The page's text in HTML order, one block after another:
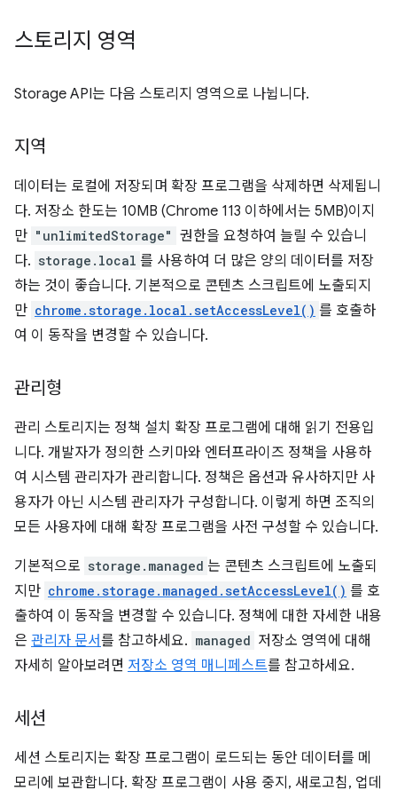
스토리지 영역
Storage API는 다음 스토리지 영역으로 나뉩니다.
지역
데이터는 로컬에 저장되며 확장 프로그램을 삭제하면 삭제됩니
다. 저장소 한도는 10MB (Chrome 113 이하에서는 5MB)이지
만 "unlimitedStorage" 권한을 요청하여 늘릴 수 있습니
다. storage.local 를 사용하여 더 많은 양의 데이터를 저장
하는 것이 좋습니다. 기본적으로 콘텐츠 스크립트에 노출되지
만 chrome.storage.local.setAccessLevel() 를 호출하
여 이 동작을 변경할 수 있습니다.
관리형
관리 스토리지는 정책 설치 확장 프로그램에 대해 읽기 전용입
니다. 개발자가 정의한 스키마와 엔터프라이즈 정책을 사용하
여 시스템 관리자가 관리합니다. 정책은 옵션과 유사하지만 사
용자가 아닌 시스템 관리자가 구성합니다. 이렇게 하면 조직의
모든 사용자에 대해 확장 프로그램을 사전 구성할 수 있습니다.
기본적으로 storage.managed 는 콘텐츠 스크립트에 노출되
지만 chrome.storage.managed.setAccessLevel() 를 호
출하여 이 동작을 변경할 수 있습니다. 정책에 대한 자세한 내용
은 관리자 문서를 참고하세요. managed 저장소 영역에 대해
자세히 알아보려면 저장소 영역 매니페스트를 참고하세요.
세션
세션 스토리지는 확장 프로그램이 로드되는 동안 데이터를 메
모리에 보관합니다. 확장 프로그램이 사용 중지, 새로고침, 업데